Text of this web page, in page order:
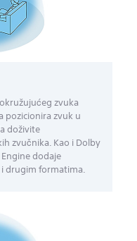
zvuka
pozicionira zvuk u
doživite
zvučnika. Kao i Dolby
dodaje
drugim formatima.